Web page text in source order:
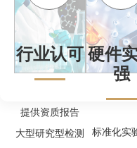
行业认可
提供资质报告
大型研究型检测
硬件
强
标准化实